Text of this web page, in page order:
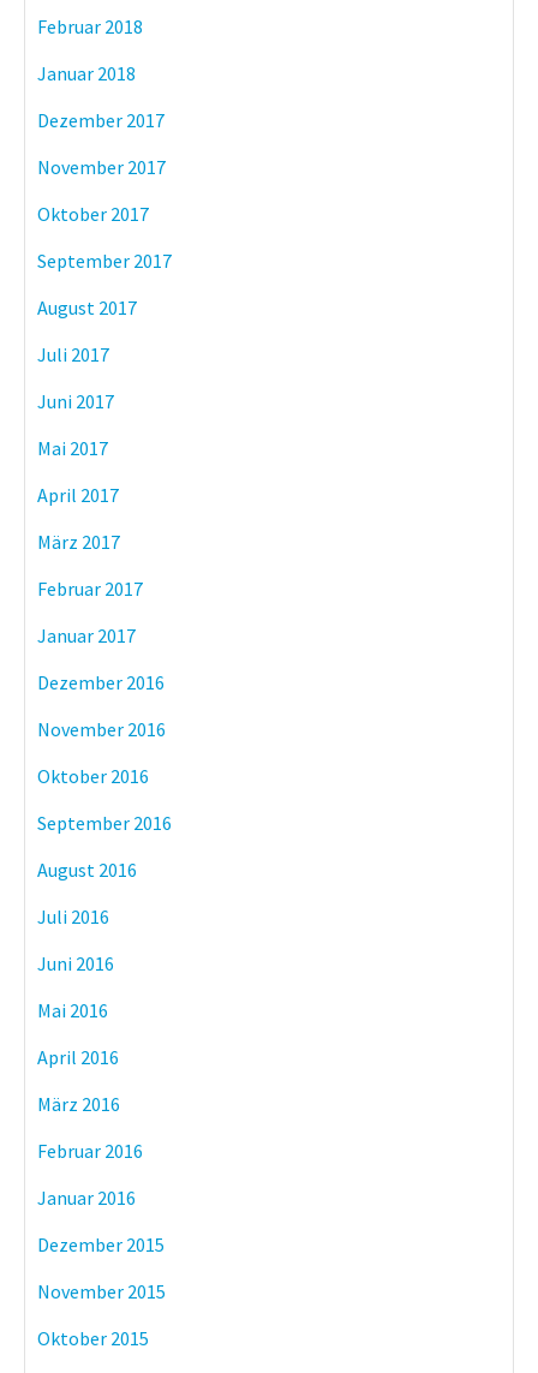
Februar 2018
Januar 2018
Dezember 2017
November 2017
Oktober 2017
September 2017
August 2017
Juli 2017
Juni 2017
Mai 2017
April 2017
März 2017
Februar 2017
Januar 2017
Dezember 2016
November 2016
Oktober 2016
September 2016
August 2016
Juli 2016
Juni 2016
Mai 2016
April 2016
März 2016
Februar 2016
Januar 2016
Dezember 2015
November 2015
Oktober 2015